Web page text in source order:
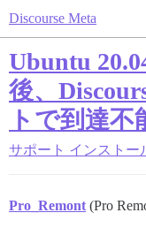
Discourse Meta
Ubuntu
後、
トで到達不
サポート インストー
Pro_Remont (Pro